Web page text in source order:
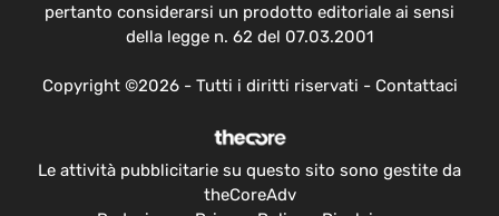
pertanto considerarsi un prodotto editoriale ai sensi
della legge n. 62 del 07.03.2001
Copyright ©2026 - Tutti i diritti riservati - Contattaci
Le attività pubblicitarie su questo sito sono gestite da
theCoreAdv